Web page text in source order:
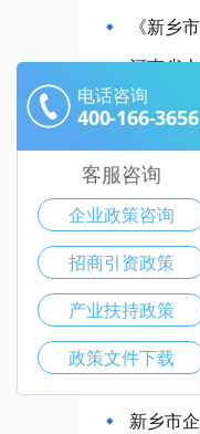
《新乡
新乡市
新乡市
如何通
如何借
新乡市
新乡市
电话咨询
400-166-3656
客服咨询
企业政策咨询
招商引资政策
产业扶持政策
政策文件下载